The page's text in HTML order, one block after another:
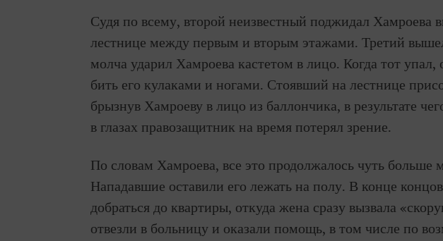
Судя по всему, второй неизвестный поджидал Хамроева
лестнице между первым и вторым этажами. Третий
молча ударил Хамроева кастетом в лицо. Когда тот
бить его кулаками и ногами. Стоявший на лестнице
брызнув Хамроеву в лицо из баллончика, в результате
в глазах правозащитник на время потерял зрение.
По словам Хамроева, все это продолжалось чуть больше
Нападавшие оставили его лежать на полу. В конце
добраться до квартиры, откуда жена сразу вызвала
отвезли в больницу и оказали помощь, в том числе по